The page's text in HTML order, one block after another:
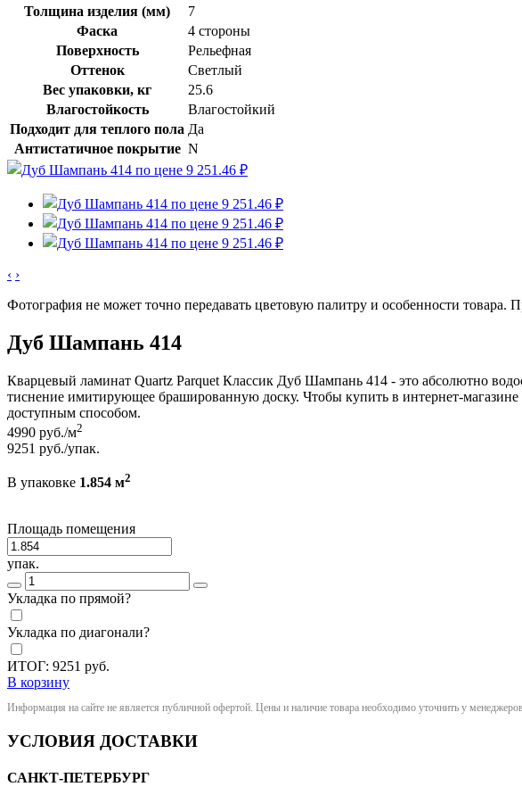
Толщина изделия (мм)
7
Фаска
4 стороны
Поверхность
Рельефная
Оттенок
Светлый
Вес упаковки, кг
25.6
Влагостойкость
Влагостойкий
Подходит для теплого пола Да
Антистатичное покрытие N
‹ ›
Фотография не может точно передавать цветовую палитру и особенности
Дуб Шампань 414
Кварцевый ламинат Quartz Parquet Классик Дуб Шампань 414 - это абсолютно
тиснение имитирующее брашированную доску. Чтобы купить в интернет-
доступным способом.
4990 руб./м2
9251 руб./упак.
В упаковке 1.854 м2
Площадь помещения
упак.
Укладка по прямой?
Укладка по диагонали?
ИТОГ: 9251 руб.
В корзину
Информация на сайте не является публичной офертой. Цены и наличие товара необходимо уточнить у
УСЛОВИЯ ДОСТАВКИ
САНКТ-ПЕТЕРБУРГ